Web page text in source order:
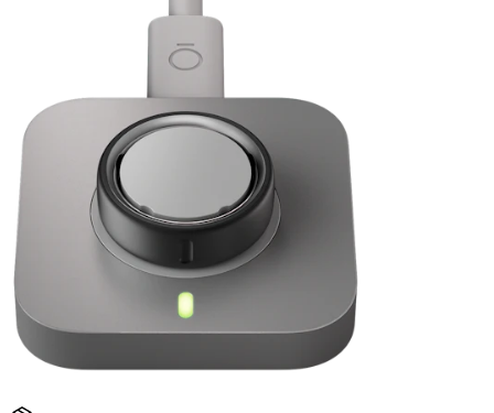
女性健康：月经周期洞察、受孕窗口期与怀孕洞察
择页面